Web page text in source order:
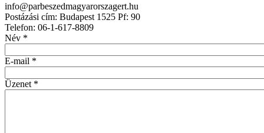
info@parbeszedmagyarorszagert.hu
Postázási cím: Budapest 1525 Pf: 90
Telefon: 06-1-617-8809
Név *
E-mail *
Üzenet *